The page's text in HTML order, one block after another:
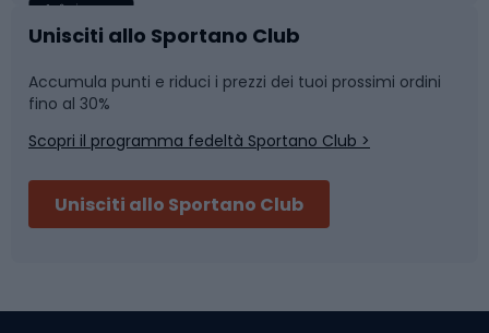
Caschi da ciclismo
Skitouring
Abbigliamento da escursionismo
Nuoto
Pattinaggio
Componenti per biciclette
Unisciti allo Sportano Club
Accumula punti e riduci i prezzi dei tuoi prossimi ordini
fino al 30%
Scopri il programma fedeltà Sportano Club >
Unisciti allo Sportano Club